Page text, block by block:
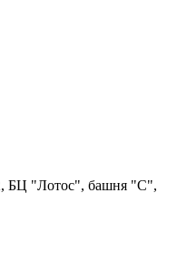
БЦ "Лотос", башня "С",